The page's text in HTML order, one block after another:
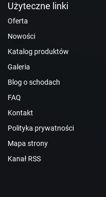
Użyteczne linki
Oferta
Nowości
Katalog produktów
Galeria
Blog o schodach
FAQ
Kontakt
Polityka prywatności
Mapa strony
Kanał RSS